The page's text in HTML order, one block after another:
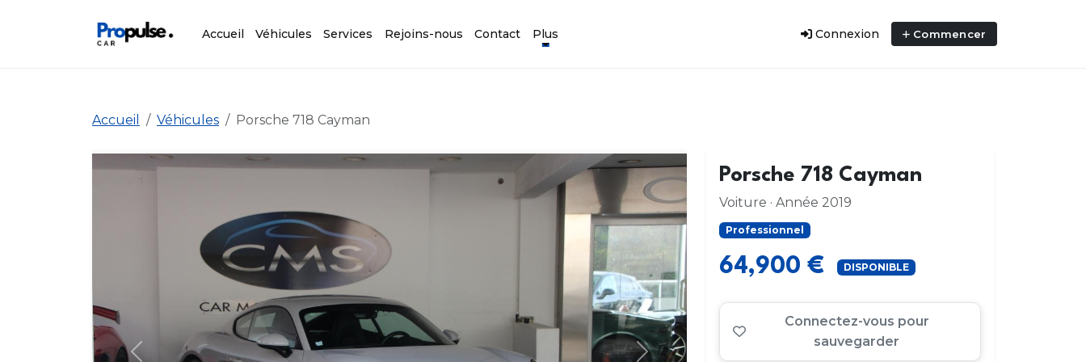
Accueil Véhicules Services Rejoins-nous Contact Plus Connexion Commencer
Accueil Véhicules Porsche 718 Cayman
Porsche 718 Cayman
Voiture · Année 2019
Professionnel
64,900 € DISPONIBLE
Connectez-vous pour
sauvegarder